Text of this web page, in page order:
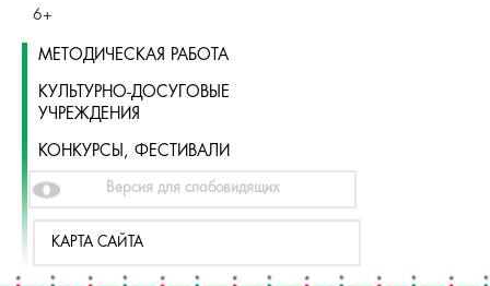
6+
МЕТОДИЧЕСКАЯ РАБОТА
КУЛЬТУРНО-ДОСУГОВЫЕ
УЧРЕЖДЕНИЯ
КОНКУРСЫ, ФЕСТИВАЛИ
Версия для слабовидящих
КАРТА САЙТА